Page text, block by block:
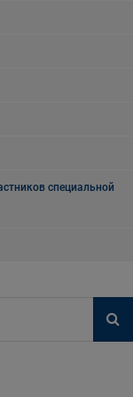
специальной